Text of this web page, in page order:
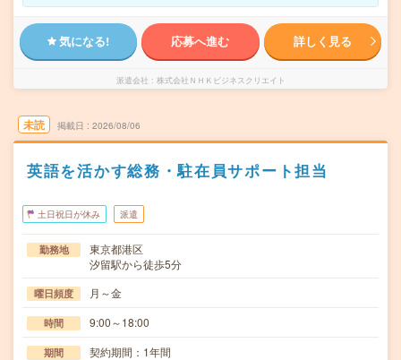
気になる! 応募へ進む 詳しく見る
派遣会社 株式会社ＮＨＫビジネスクリエイト
未読 掲載日 2026/08/06
英語を活かす総務・駐在員サポート担当
土日祝日が休み 派遣
勤務地
東京都港区
汐留駅から徒歩5分
曜日頻度 月～金
時間 9:00～18:00
期間 契約期間：1年間